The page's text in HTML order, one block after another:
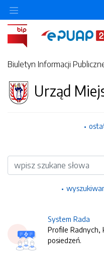
Biuletyn Informacji
Urząd
Wyszukiwarka
System Rada
Profile Radnych,
posiedzeń.